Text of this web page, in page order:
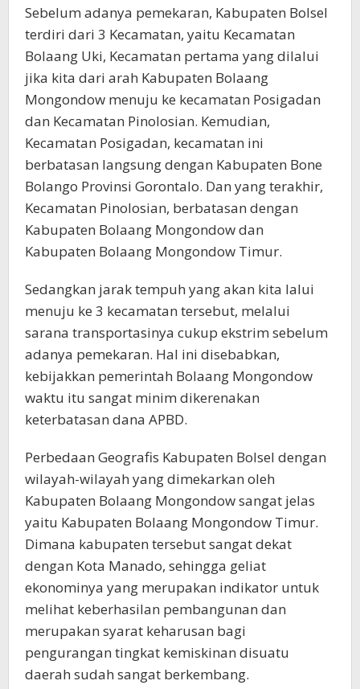
Sebelum adanya pemekaran, Kabupaten Bolsel
terdiri dari 3 Kecamatan, yaitu Kecamatan
Bolaang Uki, Kecamatan pertama yang dilalui
jika kita dari arah Kabupaten Bolaang
Mongondow menuju ke kecamatan Posigadan
dan Kecamatan Pinolosian. Kemudian,
Kecamatan Posigadan, kecamatan ini
berbatasan langsung dengan Kabupaten Bone
Bolango Provinsi Gorontalo. Dan yang terakhir,
Kecamatan Pinolosian, berbatasan dengan
Kabupaten Bolaang Mongondow dan
Kabupaten Bolaang Mongondow Timur.
Sedangkan jarak tempuh yang akan kita lalui
menuju ke 3 kecamatan tersebut, melalui
sarana transportasinya cukup ekstrim sebelum
adanya pemekaran. Hal ini disebabkan,
kebijakkan pemerintah Bolaang Mongondow
waktu itu sangat minim dikerenakan
keterbatasan dana APBD.
Perbedaan Geografis Kabupaten Bolsel dengan
wilayah-wilayah yang dimekarkan oleh
Kabupaten Bolaang Mongondow sangat jelas
yaitu Kabupaten Bolaang Mongondow Timur.
Dimana kabupaten tersebut sangat dekat
dengan Kota Manado, sehingga geliat
ekonominya yang merupakan indikator untuk
melihat keberhasilan pembangunan dan
merupakan syarat keharusan bagi
pengurangan tingkat kemiskinan disuatu
daerah sudah sangat berkembang.